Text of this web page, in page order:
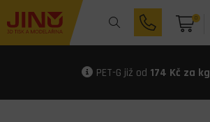
0
PET-G již od 174 Kč za kg